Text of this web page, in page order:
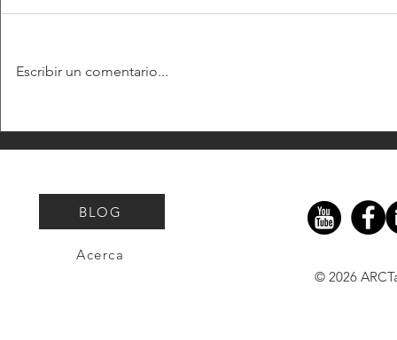
Cómo Organizar Eventos
Efectivos para Pequeños
El
en la
para
Legal
Escribir un comentario...
BLOG
Acerca
© 2026